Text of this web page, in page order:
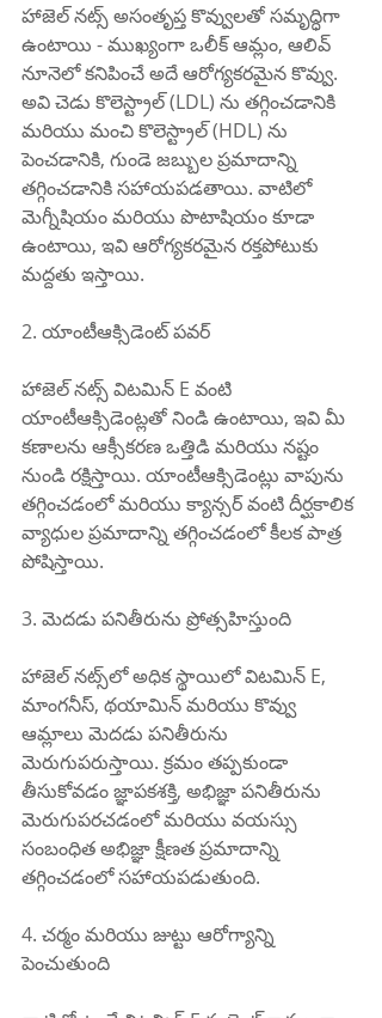
హాజెల్ నట్స్ అసంతృప్త కొవ్వులతో సమృద్ధిగా
ఉంటాయి - ముఖ్యంగా ఒలీక్ ఆమ్లం, ఆలివ్
నూనెలో కనిపించే అదే ఆరోగ్యకరమైన కొవ్వు.
అవి చెడు కొలెస్ట్రాల్ (LDL) ను తగ్గించడానికి
మరియు మంచి కొలెస్ట్రాల్ (HDL) ను
పెంచడానికి, గుండె జబ్బుల ప్రమాదాన్ని
తగ్గించడానికి సహాయపడతాయి. వాటిలో
మెగ్నీషియం మరియు పొటాషియం కూడా
ఉంటాయి, ఇవి ఆరోగ్యకరమైన రక్తపోటుకు
మద్దతు ఇస్తాయి.
2. యాంటీఆక్సిడెంట్ పవర్
హాజెల్ నట్స్ విటమిన్ E వంటి
యాంటీఆక్సిడెంట్లతో నిండి ఉంటాయి, ఇవి మీ
కణాలను ఆక్సీకరణ ఒత్తిడి మరియు నష్టం
నుండి రక్షిస్తాయి. యాంటీఆక్సిడెంట్లు వాపును
తగ్గించడంలో మరియు క్యాన్సర్ వంటి దీర్ఘకాలిక
వ్యాధుల ప్రమాదాన్ని తగ్గించడంలో కీలక పాత్ర
పోషిస్తాయి.
3. మెదడు పనితీరును ప్రోత్సహిస్తుంది
హాజెల్ నట్స్‌లో అధిక స్థాయిలో విటమిన్ E,
మాంగనీస్, థయామిన్ మరియు కొవ్వు
ఆమ్లాలు మెదడు పనితీరును
మెరుగుపరుస్తాయి. క్రమం తప్పకుండా
తీసుకోవడం జ్ఞాపకశక్తి, అభిజ్ఞా పనితీరును
మెరుగుపరచడంలో మరియు వయస్సు
సంబంధిత అభిజ్ఞా క్షీణత ప్రమాదాన్ని
తగ్గించడంలో సహాయపడుతుంది.
4. చర్మం మరియు జుట్టు ఆరోగ్యాన్ని
పెంచుతుంది